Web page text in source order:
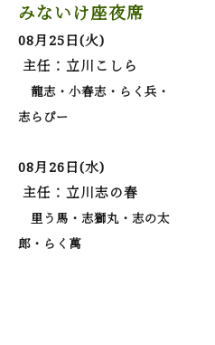
みないけ座夜席
08月25日(火)
主任：立川こしら
龍志・小春志・らく兵・
志らぴー
08月26日(水)
主任：立川志の春
里う馬・志獅丸・志の太
郎・らく萬